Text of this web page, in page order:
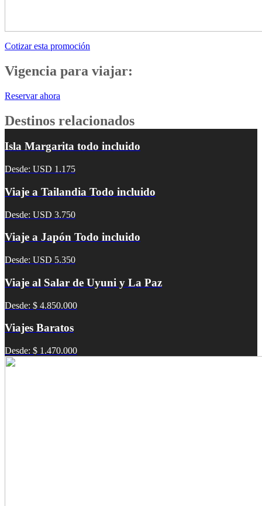
Cotizar esta promoción
Vigencia para viajar:
Reservar ahora
Destinos relacionados
Isla Margarita todo incluido
Desde: USD 1.175
Viaje a Tailandia Todo incluido
Desde: USD 3.750
Viaje a Japón Todo incluido
Desde: USD 5.350
Viaje al Salar de Uyuni y La Paz
Desde: $ 4.850.000
Viajes Baratos
Desde: $ 1.470.000